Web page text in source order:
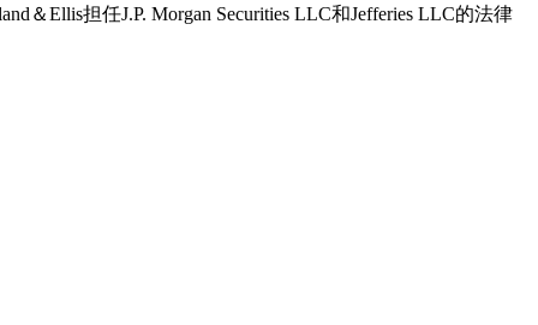
＆Ellis担任J.P. Morgan Securities LLC和Jefferies LLC的法律